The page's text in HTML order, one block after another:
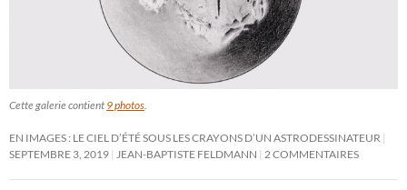
Cette galerie contient 9 photos
EN IMAGES : LE CIEL D’ÉTÉ SOUS LES CRAYONS D’UN ASTRODESSINATEUR
SEPTEMBRE 3, 2019
JEAN-BAPTISTE FELDMANN 2 COMMENTAIRES